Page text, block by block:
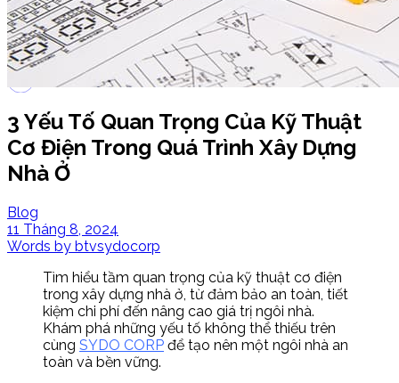
Search
3 Yếu Tố Quan Trọng Của Kỹ Thuật
Cơ Điện Trong Quá Trình Xây Dựng
Nhà Ở
Blog
11 Tháng 8, 2024
Words by btvsydocorp
Tìm hiểu tầm quan trọng của kỹ thuật cơ điện
trong xây dựng nhà ở, từ đảm bảo an toàn, tiết
kiệm chi phí đến nâng cao giá trị ngôi nhà.
Khám phá những yếu tố không thể thiếu trên
cùng SYDO CORP để tạo nên một ngôi nhà an
toàn và bền vững.